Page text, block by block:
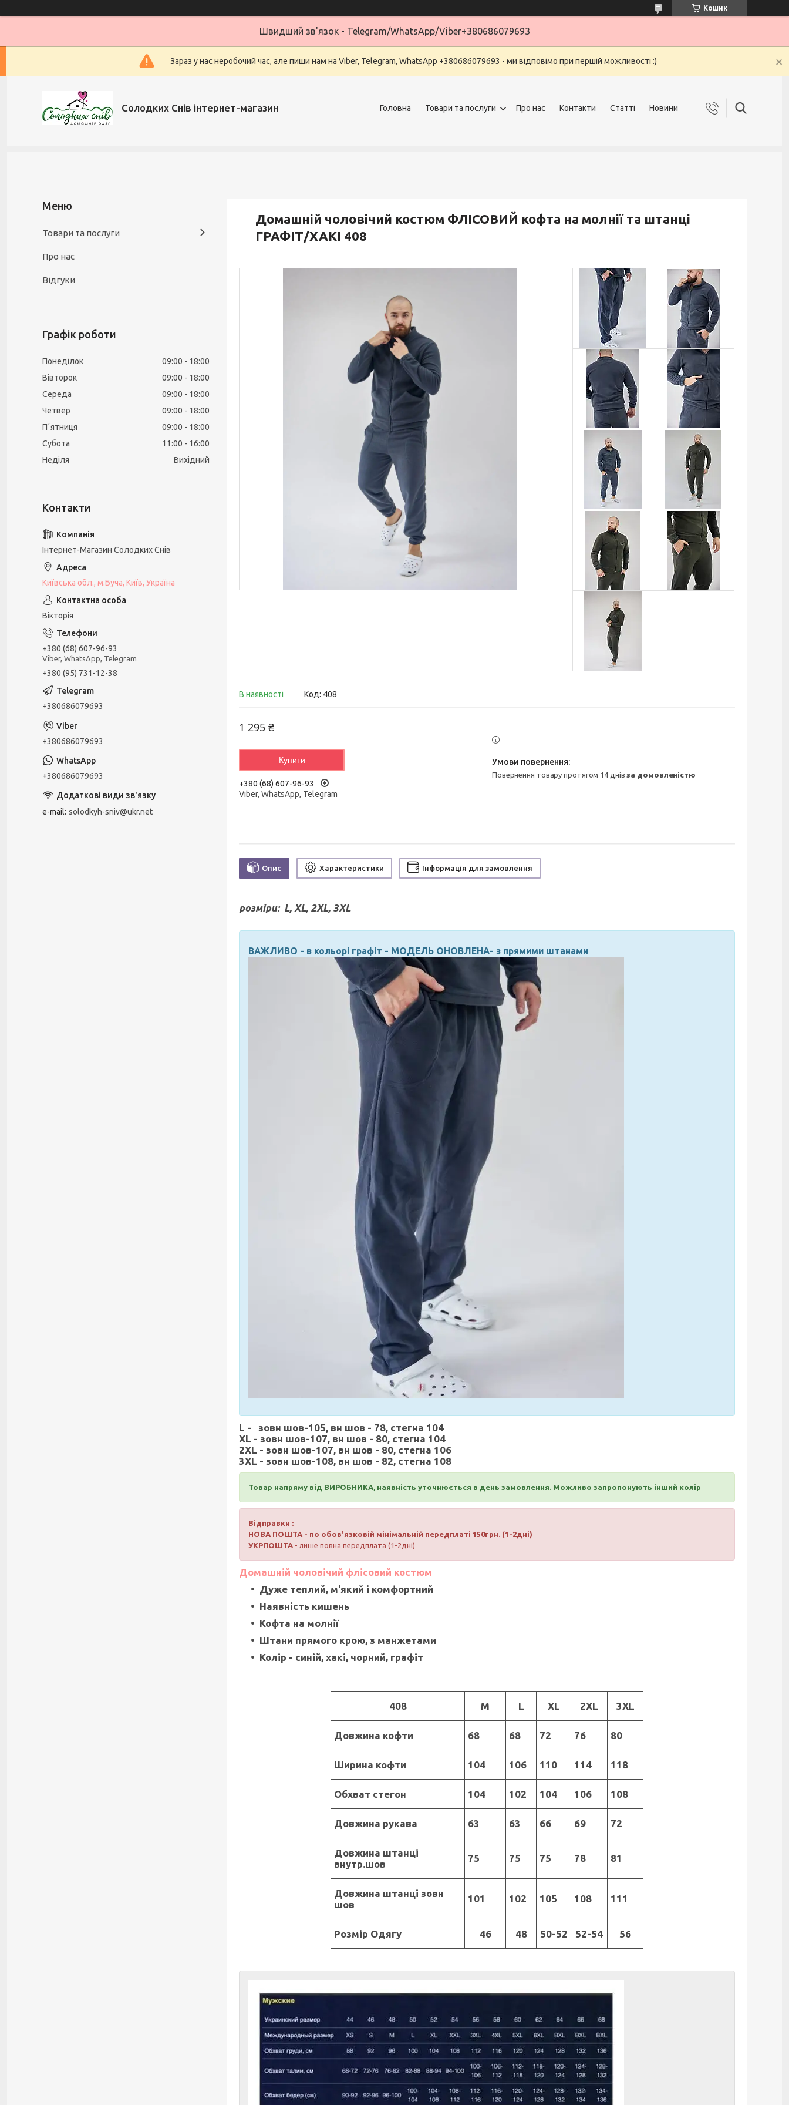
Кошик
Швидший зв'язок - Telegram/WhatsApp/Viber+380686079693
Зараз у нас неробочий час, але пиши нам на Viber, Telegram, WhatsApp +380686079693 - ми відповімо при першій можливості :)
Солодких Снів інтернет-магазин Головна Товари та послуги Про нас Контакти Статті Новини
Домашній чоловічий костюм ФЛІСОВИЙ кофта на молнії та штанці
ГРАФІТ/ХАКІ 408
В наявності Код: 408
1 295 ₴
Купити
+380 (68) 607-96-93
Viber, WhatsApp, Telegram
повернення товару протягом 14 днівза домовленістю
Опис Характеристики Інформація для замовлення
розміри: L, XL, 2XL, 3XL
ВАЖЛИВО - в кольорі графіт - МОДЕЛЬ ОНОВЛЕНА- з прямими штанами
L - зовн шов-105, вн шов - 78, стегна 104
XL - зовн шов-107, вн шов - 80, стегна 104
2XL - зовн шов-107, вн шов - 80, стегна 106
3XL - зовн шов-108, вн шов - 82, стегна 108
Товар напряму від ВИРОБНИКА, наявність уточнюється в день замовлення. Можливо запропонують інший колір
Відправки :
НОВА ПОШТА - по обов'язковій мінімальній передплаті 150грн. (1-2дні)
УКРПОШТА - лише повна передплата (1-2дні)
Домашній чоловічий флісовий костюм
Дуже теплий, м'який і комфортний
Наявність кишень
Кофта на молнії
Штани прямого крою, з манжетами
Колір - синій, хакі, чорний, графіт
408 M L XL 2XL 3XL
Довжина кофти 68 68 72 76 80
Ширина кофти 104 106 110 114 118
Обхват стегон 104 102 104 106 108
Довжина рукава 63 63 66 69 72
Довжина штанці
внутр.шов
75 75 75 78 81
Довжина штанці зовн
шов
101 102 105 108 111
Розмір Одягу 46 48 50-52 52-54 56
Товари та послуги
Про нас
Відгуки
Графік роботи
Понеділок 09:00
18:00
Вівторок
09:00
18:00
Середа
09:00
18:00
Четвер
09:00
18:00
Пʼятниця
09:00
18:00
Субота
11:00
16:00
Неділя
Вихідний
Інтернет-Магазин Солодких Снів
Київська обл., м.Буча, Київ, Україна
Вікторія
+380 (68) 607-96-93
Viber, WhatsApp, Telegram
+380 (95) 731-12-38
+380686079693
+380686079693
+380686079693
e-mail solodkyh-sniv@ukr.net